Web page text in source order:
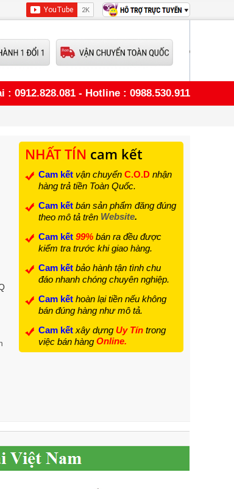
: 0912.828.081 - Hotline : 0988.530.911
NHẤT TÍN cam kết
Cam kết vận chuyển C.O.D nhận
hàng trả tiền Toàn Quốc.
Cam kết bán sản phẩm đăng đúng
theo mô tả trên Website.
Cam kết 99% bán ra đều được
kiểm tra trước khi giao hàng.
Cam kết bảo hành tận tình chu
đáo nhanh chóng chuyên nghiệp.
Cam kết hoàn lại tiền nếu không
bán đúng hàng như mô tả.
Cam kết xây dựng Uy Tín trong
việc bán hàng Online.